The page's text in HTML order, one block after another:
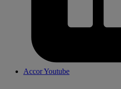
Accor Youtube